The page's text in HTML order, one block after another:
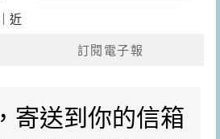
近
訂閱電子報
寄送到你的信箱